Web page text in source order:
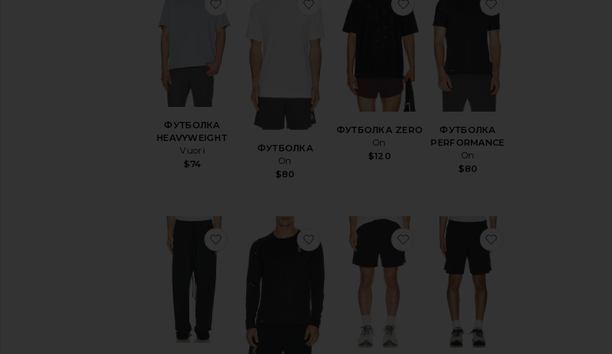
ФУТБОЛКА
HEAVYWEIGHT
Vuori
$74
ФУТБОЛКА
On
$80
ФУТБОЛКА ZERO
On
$120
ФУТБОЛКА
PERFORMANCE
On
$80
избранноеСПОРТИВНЫЕ БРЮКИ RELAXED
избранноеДЛИННАЯ ФУТБОЛКА PERFORMANCE
избранноеШОРТЫ CORE